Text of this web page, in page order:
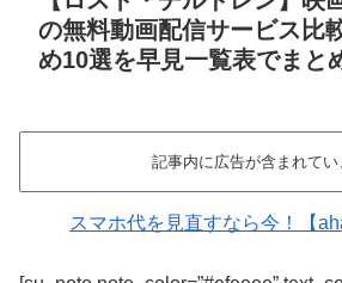
の無料動画配信サービス比
め10選を早見一覧表でまと
記事内に広告が含まれてい
スマホ代を見直すなら今！【